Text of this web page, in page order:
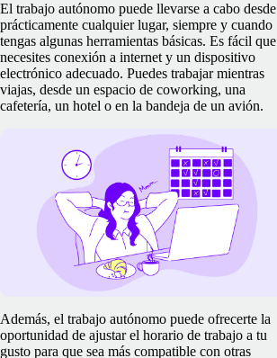
El trabajo autónomo puede llevarse a cabo desde
prácticamente cualquier lugar, siempre y cuando
tengas algunas herramientas básicas. Es fácil que
necesites conexión a internet y un dispositivo
electrónico adecuado. Puedes trabajar mientras
viajas, desde un espacio de coworking, una
cafetería, un hotel o en la bandeja de un avión.
Además, el trabajo autónomo puede ofrecerte la
oportunidad de ajustar el horario de trabajo a tu
gusto para que sea más compatible con otras